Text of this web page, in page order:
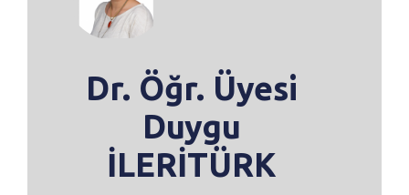
Dr. Öğr. Üyesi
Duygu
İLERİTÜRK